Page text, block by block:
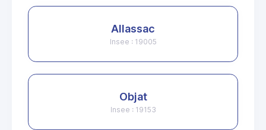
Allassac
Insee : 19005
Objat
Insee : 19153